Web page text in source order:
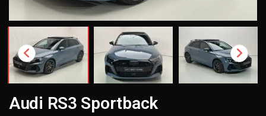
Audi RS3 Sportback